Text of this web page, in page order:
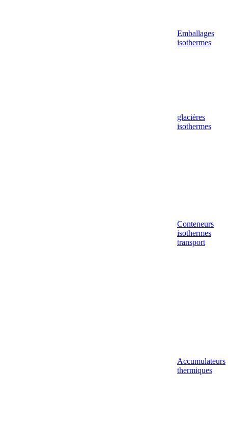
Emballages
isothermes
glacières
isothermes
Conteneurs
isothermes
transport
Accumulateurs
thermiques